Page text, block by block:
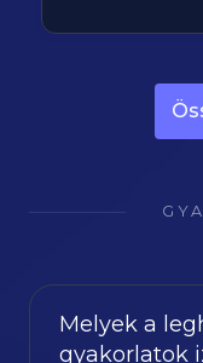
Melyek a
gyakorlatok